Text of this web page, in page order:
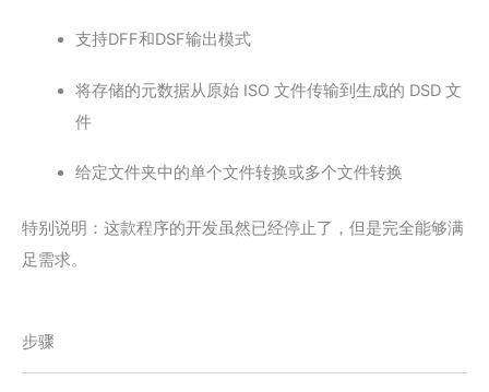
支持DFF和DSF输出模式
将存储的元数据从原始 ISO 文件传输到生成的 DSD 文
件
给定文件夹中的单个文件转换或多个文件转换
特别说明：这款程序的开发虽然已经停止了，但是完全能够满
足需求。
步骤